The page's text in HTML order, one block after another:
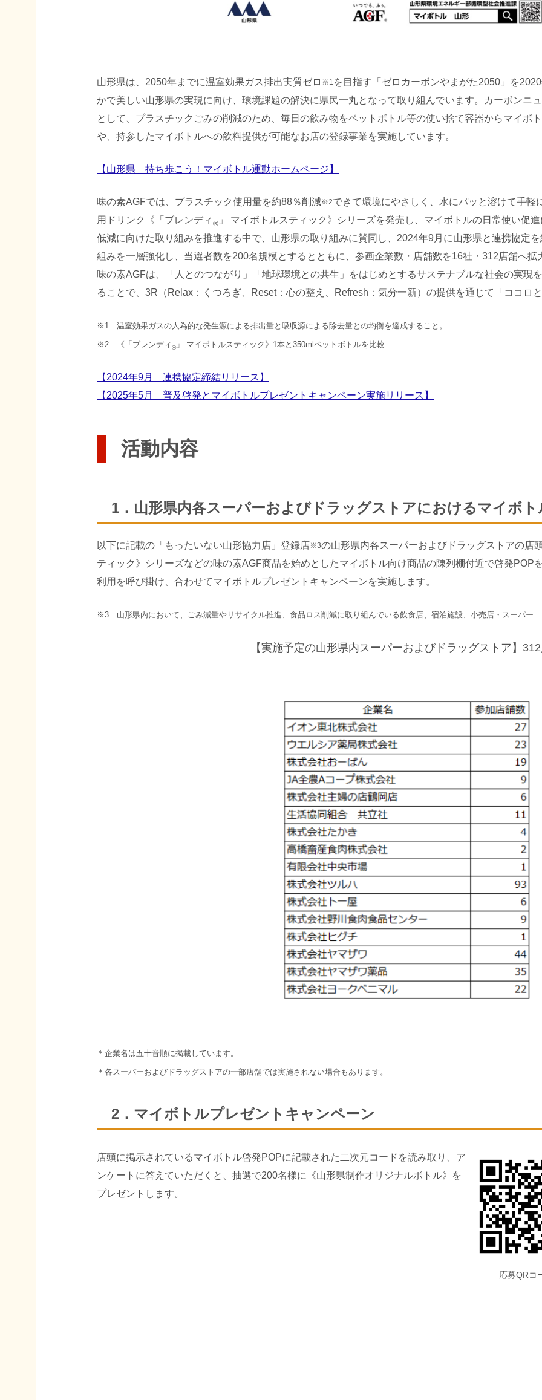
山形県は、2050年までに温室効果ガス排出実質ゼロ ※1 を目指す「ゼロカーボンやまがた2050」を
かで美しい山形県の実現に向け、環境課題の解決に県民一丸となって取り組んでいます。カーボンニ
として、プラスチックごみの削減のため、毎日の飲み物をペットボトル等の使い捨て容器からマイボ
や、持参したマイボトルへの飲料提供が可能なお店の登録事業を実施しています。
【山形県 持ち歩こう！マイボトル運動ホームページ】
味の素AGFでは、プラスチック使用量を約88％削減※2できて環境にやさしく、水にパッと溶けて手
用ドリンク《「ブレンディ ® 」 マイボトルスティック》シリーズを発売し、マイボトルの日常使い促
低減に向けた取り組みを推進する中で、山形県の取り組みに賛同し、2024年9月に山形県と連携協定
組みを一層強化し、当選者数を200名規模とするとともに、参画企業数・店舗数を16社・312店舗へ拡
味の素AGFは、「人とのつながり」「地球環境との共生」をはじめとするサステナブルな社会の実現
ることで、3R（Relax：くつろぎ、Reset：心の整え、Refresh：気分一新）の提供を通じて「ココロ
※1 温室効果ガスの人為的な発生源による排出量と吸収源による除去量との均衡を達成すること。
※2 《「ブレンディ® 」 マイボトルスティック》1本と350mlペットボトルを比較
【2024年9月 連携協定締結リリース】
【2025年5月 普及啓発とマイボトルプレゼントキャンペーン実施リリース】
活動内容
1．山形県内各スーパーおよびドラッグストアにおけるマイボト
以下に記載の「もったいない山形協力店」登録店※3の山形県内各スーパーおよびドラッグストアの店
ティック》シリーズなどの味の素AGF商品を始めとしたマイボトル向け商品の陳列棚付近で啓発POP
利用を呼び掛け、合わせてマイボトルプレゼントキャンペーンを実施します。
※3 山形県内において、ごみ減量やリサイクル推進、食品ロス削減に取り組んでいる飲食店、宿泊施設、小売店・スーパー
【実施予定の山形県内スーパーおよびドラッグストア】
＊企業名は五十音順に掲載しています。
＊各スーパーおよびドラッグストアの一部店舗では実施されない場合もあります。
2．マイボトルプレゼントキャンペーン
店頭に掲示されているマイボトル啓発POPに記載された二次元コードを読み取り、ア
ンケートに答えていただくと、抽選で200名様に《山形県制作オリジナルボトル》を
プレゼントします。
応募QRコ